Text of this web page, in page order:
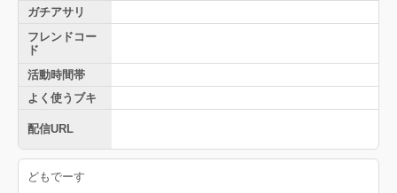
ガチアサリ
フレンドコー
ド
活動時間帯
よく使うブキ
配信URL
どもでーす